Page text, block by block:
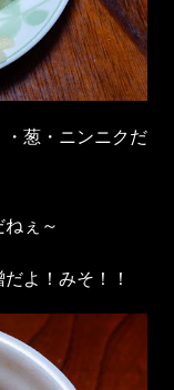
葱・ニンニクだ
ぇ～
よ！みそ！！